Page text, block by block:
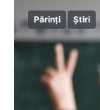
Părinți Știri